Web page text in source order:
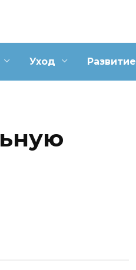
Уход Развитие